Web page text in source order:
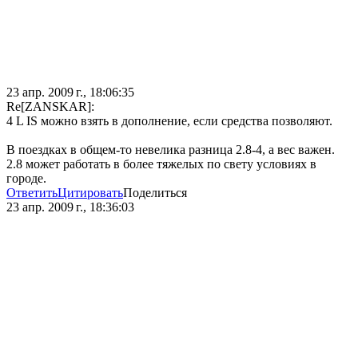
23 апр. 2009 г., 18:06:35
Re[ZANSKAR]:
4 L IS можно взять в дополнение, если средства позволяют.
В поездках в общем-то невелика разница 2.8-4, а вес важен.
2.8 может работать в более тяжелых по свету условиях в
городе.
ОтветитьЦитироватьПоделиться
23 апр. 2009 г., 18:36:03